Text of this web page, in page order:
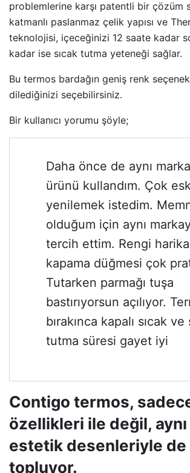
problemlerine karşı patentli bir çözüm
katmanlı paslanmaz çelik yapısı ve
teknolojisi, içeceğinizi 12 saate kadar
kadar ise sıcak tutma yeteneği sağlar.
Bu termos bardağın geniş renk
dilediğinizi seçebilirsiniz.
Bir kullanıcı yorumu şöyle;
Daha önce de aynı marka
ürünü kullandım. Çok
yenilemek istedim.
olduğum için aynı
tercih ettim. Rengi
kapama düğmesi çok
Tutarken parmağı tuşa
bastırıyorsun açılıyor.
bırakınca kapalı sıcak
tutma süresi gayet iyi
Contigo termos,
özellikleri ile değil,
estetik desenleriyle de
topluyor.